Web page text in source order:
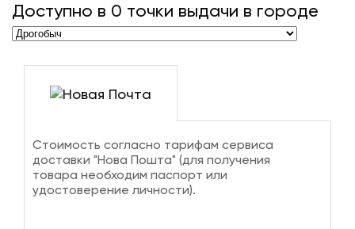
Доступно в 0 точки выдачи в городе
Стоимость согласно тарифам сервиса
доставки "Нова Пошта" (для получения
товара необходим паспорт или
удостоверение личности).